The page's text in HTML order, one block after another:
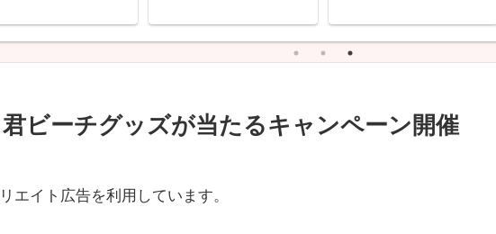
ビーチグッズが当たるキャンペーン開催
エイト広告を利用しています。